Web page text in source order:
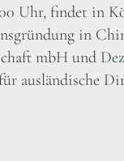
Uhr, findet in
in
mbH und
ausländische